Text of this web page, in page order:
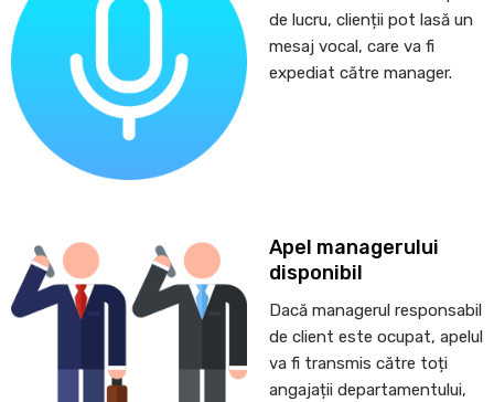
de lucru, clienții pot lasă un
mesaj vocal, care va fi
expediat către manager.
Apel managerului
disponibil
Dacă managerul responsabil
de client este ocupat, apelul
va fi transmis către toți
angajații departamentului,